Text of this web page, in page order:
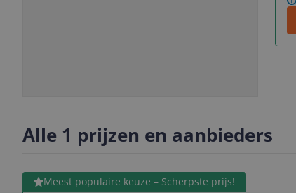
Alle 1 prijzen en aanbieders
Meest populaire keuze – Scherpste prijs!
Bekijk product